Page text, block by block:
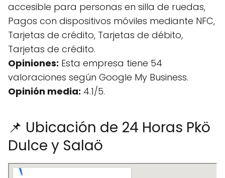
accesible para personas en silla de ruedas,
Pagos con dispositivos móviles mediante NFC,
Tarjetas de crédito, Tarjetas de débito,
Tarjetas de crédito.
Opiniones: Esta empresa tiene 54
valoraciones según Google My Business.
Opinión media: 4.1/5.
📌 Ubicación de 24 Horas Pkö
Dulce y Salaö